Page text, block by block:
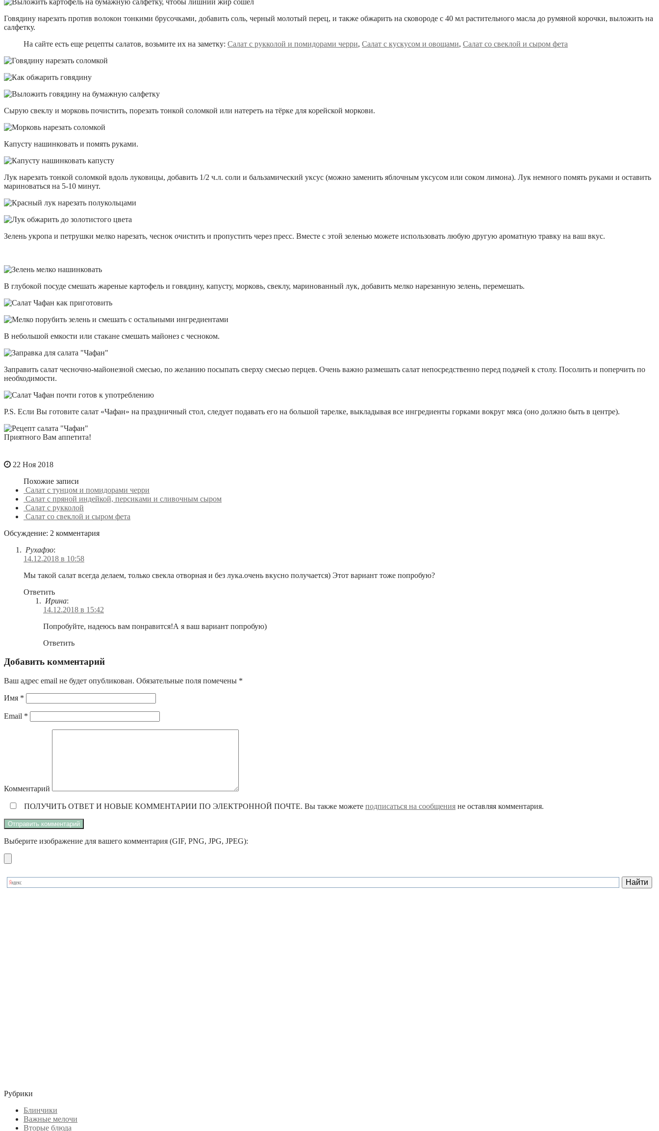
Говядину нарезать против волокон тонкими брусочками, добавить соль, черный молотый перец, и также обжарить на сковороде с 40 мл растительного масла до румяной корочки, выложить на
салфетку.
На сайте есть еще рецепты салатов, возьмите их на заметку: Салат с рукколой и помидорами черри, Салат с кускусом и овощами, Салат со свеклой и сыром фета
Сырую свеклу и морковь почистить, порезать тонкой соломкой или натереть на тёрке для корейской моркови.
Капусту нашинковать и помять руками.
Лук нарезать тонкой соломкой вдоль луковицы, добавить 1/2 ч.л. соли и бальзамический уксус (можно заменить яблочным уксусом или соком лимона). Лук немного помять руками и оставить
мариноваться на 5-10 минут.
Зелень укропа и петрушки мелко нарезать, чеснок очистить и пропустить через пресс. Вместе с этой зеленью можете использовать любую другую ароматную травку на ваш вкус.
В глубокой посуде смешать жареные картофель и говядину, капусту, морковь, свеклу, маринованный лук, добавить мелко нарезанную зелень, перемешать.
В небольшой емкости или стакане смешать майонез с чесноком.
Заправить салат чесночно-майонезной смесью, по желанию посыпать сверху смесью перцев. Очень важно размешать салат непосредственно перед подачей к столу. Посолить и поперчить по
необходимости.
P.S. Если Вы готовите салат «Чафан» на праздничный стол, следует подавать его на большой тарелке, выкладывая все ингредиенты горками вокруг мяса (оно должно быть в центре).
Приятного Вам аппетита!
22 Ноя 2018
Похожие записи
Салат с тунцом и помидорами черри
Салат с пряной индейкой, персиками и сливочным сыром
Салат с рукколой
Салат со свеклой и сыром фета
Обсуждение: 2 комментария
Рухафзо:
14.12.2018 в 10:58
Мы такой салат всегда делаем, только свекла отворная и без лука.очень вкусно получается) Этот вариант тоже попробую?
Ответить
Ирина:
14.12.2018 в 15:42
Попробуйте, надеюсь вам понравится!А я ваш вариант попробую)
Ответить
Добавить комментарий
Ваш адрес email не будет опубликован. Обязательные поля помечены *
Имя *
Email *
Комментарий
ПОЛУЧИТЬ ОТВЕТ И НОВЫЕ КОММЕНТАРИИ ПО ЭЛЕКТРОННОЙ ПОЧТЕ. Вы также можете подписаться на сообщения не оставляя комментария.
Выберите изображение для вашего комментария (GIF, PNG, JPG, JPEG):
Рубрики
Блинчики
Важные мелочи
Вторые блюда